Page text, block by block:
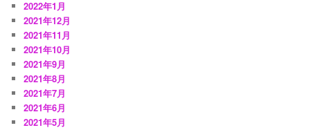
2022年1月
2021年12月
2021年11月
2021年10月
2021年9月
2021年8月
2021年7月
2021年6月
2021年5月